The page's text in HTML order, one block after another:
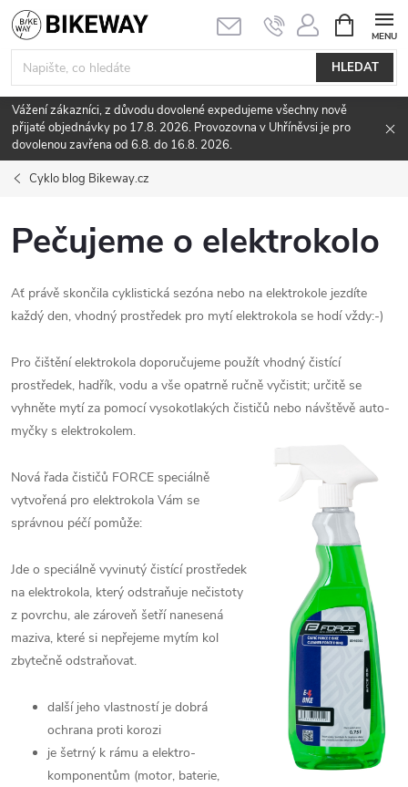
Přejít
na
obsah
HLEDAT
NÁKUPNÍ
KOŠÍK
Vážení zákazníci, z důvodu dovolené expedujeme všechny nově
přijaté objednávky po 17.8. 2026. Provozovna v Uhříněvsi je pro
dovolenou zavřena od 6.8. do 16.8. 2026.
Cyklo blog Bikeway.cz
Pečujeme o elektrokolo
Ať právě skončila cyklistická sezóna nebo na elektrokole jezdíte
každý den, vhodný prostředek pro mytí elektrokola se hodí vždy:-)
Pro čištění elektrokola doporučujeme použít vhodný čistící
prostředek, hadřík, vodu a vše opatrně ručně vyčistit; určitě se
vyhněte mytí za pomocí vysokotlakých čističů nebo návštěvě auto-
myčky s elektrokolem.
Nová řada čističů FORCE speciálně
vytvořená pro elektrokola Vám se
správnou péčí pomůže:
Jde o speciálně vyvinutý čistící prostředek
na elektrokola, který odstraňuje nečistoty
z povrchu, ale zároveň šetří nanesená
maziva, které si nepřejeme mytím kol
zbytečně odstraňovat.
další jeho vlastností je dobrá
ochrana proti korozi
je šetrný k rámu a elektro-
komponentům (motor, baterie,